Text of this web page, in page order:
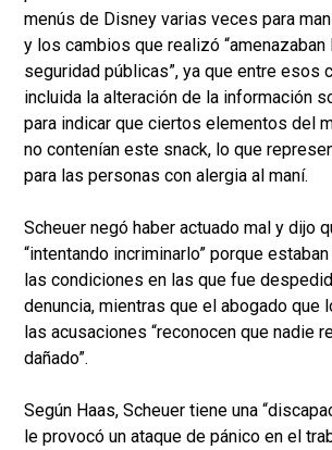
menús de Disney varias veces para
y los cambios que realizó “amenazaban
seguridad públicas”, ya que entre esos
incluida la alteración de la información
para indicar que ciertos elementos del
no contenían este snack, lo que
para las personas con alergia al maní.
Scheuer negó haber actuado mal y dijo
“intentando incriminarlo” porque
las condiciones en las que fue
denuncia, mientras que el abogado que
las acusaciones “reconocen que nadie
dañado”.
Según Haas, Scheuer tiene una
le provocó un ataque de pánico en el